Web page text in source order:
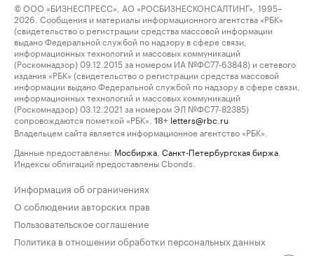
© ООО «БИЗНЕСПРЕСС», АО «РОСБИЗНЕСКОНСАЛТИНГ», 1995–
2026. Сообщения и материалы информационного агентства «РБК»
(свидетельство о регистрации средства массовой информации
выдано Федеральной службой по надзору в сфере связи,
информационных технологий и массовых коммуникаций
(Роскомнадзор) 09.12.2015 за номером ИА №ФС77-63848) и сетевого
издания «РБК» (свидетельство о регистрации средства массовой
информации выдано Федеральной службой по надзору в сфере связи,
информационных технологий и массовых коммуникаций
(Роскомнадзор) 03.12.2021 за номером ЭЛ №ФС77-82385)
сопровождаются пометкой «РБК».
18+ letters@rbc.ru
Владельцем сайта является информационное агентство «РБК».
Данные предоставлены: Мосбиржа Санкт-Петербургская биржа
Индексы облигаций предоставлены Cbonds.
Информация об ограничениях
О соблюдении авторских прав
Пользовательское соглашение
Политика в отношении обработки персональных данных